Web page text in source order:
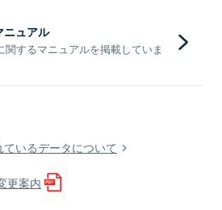
ニュアル
するマニュアルを掲載していま
いるデータについて
更案内